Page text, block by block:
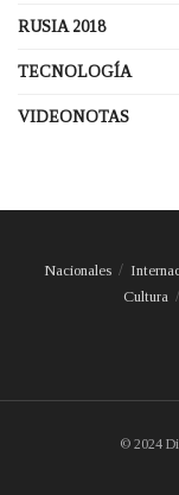
RUSIA 2018
TECNOLOGÍA
VIDEONOTAS
Nacionales
Cultura
© 2024